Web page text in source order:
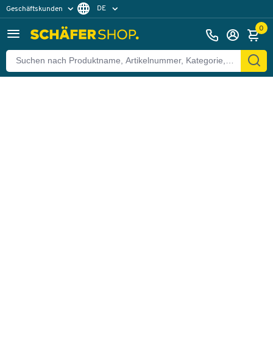
Geschäftskunden DE
0
Zurück